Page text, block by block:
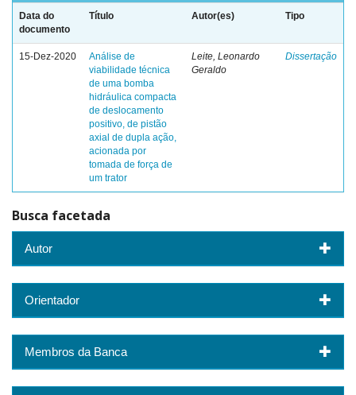
Data do
documento
Título Autor(es) Tipo
15-Dez-2020
Análise de
viabilidade técnica
de uma bomba
hidráulica compacta
de deslocamento
positivo, de pistão
axial de dupla ação,
acionada por
tomada de força de
um trator
Leite, Leonardo
Geraldo
Dissertação
Busca facetada
Autor
Orientador
Membros da Banca